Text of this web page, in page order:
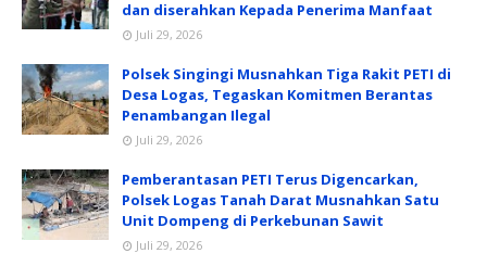
dan diserahkan Kepada Penerima Manfaat
Juli 29, 2026
Polsek Singingi Musnahkan Tiga Rakit PETI di
Desa Logas, Tegaskan Komitmen Berantas
Penambangan Ilegal
Juli 29, 2026
Pemberantasan PETI Terus Digencarkan,
Polsek Logas Tanah Darat Musnahkan Satu
Unit Dompeng di Perkebunan Sawit
Juli 29, 2026